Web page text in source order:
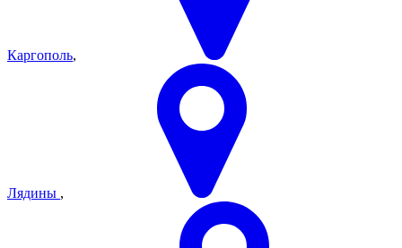
Каргополь,
Лядины ,